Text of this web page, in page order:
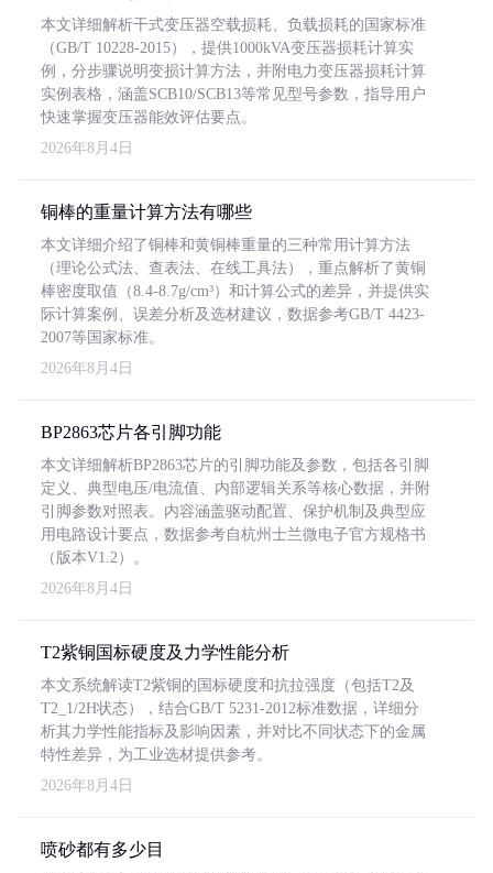
本文详细解析干式变压器空载损耗、负载损耗的国家标准
（GB/T 10228-2015），提供1000kVA变压器损耗计算实
例，分步骤说明变损计算方法，并附电力变压器损耗计算
实例表格，涵盖SCB10/SCB13等常见型号参数，指导用户
快速掌握变压器能效评估要点。
2026年8月4日
铜棒的重量计算方法有哪些
本文详细介绍了铜棒和黄铜棒重量的三种常用计算方法
（理论公式法、查表法、在线工具法），重点解析了黄铜
棒密度取值（8.4-8.7g/cm³）和计算公式的差异，并提供实
际计算案例、误差分析及选材建议，数据参考GB/T 4423-
2007等国家标准。
2026年8月4日
BP2863芯片各引脚功能
本文详细解析BP2863芯片的引脚功能及参数，包括各引脚
定义、典型电压/电流值、内部逻辑关系等核心数据，并附
引脚参数对照表。内容涵盖驱动配置、保护机制及典型应
用电路设计要点，数据参考自杭州士兰微电子官方规格书
（版本V1.2）。
2026年8月4日
T2紫铜国标硬度及力学性能分析
本文系统解读T2紫铜的国标硬度和抗拉强度（包括T2及
T2_1/2H状态），结合GB/T 5231-2012标准数据，详细分
析其力学性能指标及影响因素，并对比不同状态下的金属
特性差异，为工业选材提供参考。
2026年8月4日
喷砂都有多少目